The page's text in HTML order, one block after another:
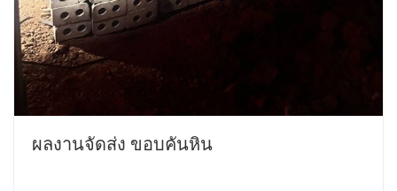
ผลงานจัดส่ง ขอบคันหิน